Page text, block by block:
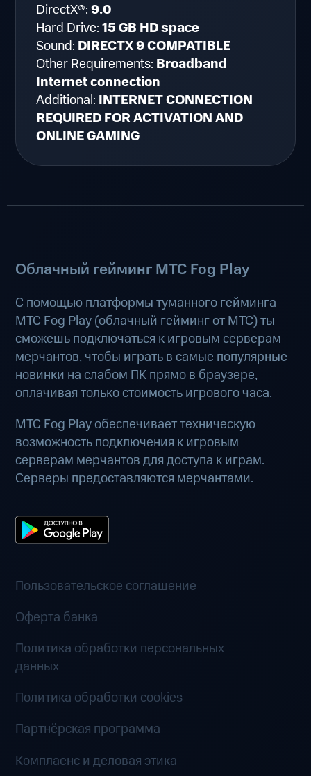
DirectX®:9.0
Hard Drive:15 GB HD space
Sound: DIRECTX 9 COMPATIBLE
Other Requirements: Broadband
Internet connection
Additional: INTERNET CONNECTION
REQUIRED FOR ACTIVATION AND
ONLINE GAMING
Облачный гейминг МТС Fog Play
С помощью платформы туманного гейминга
МТС Fog Play (облачный гейминг от МТС) ты
сможешь подключаться к игровым серверам
мерчантов, чтобы играть в самые популярные
новинки на слабом ПК прямо в браузере,
оплачивая только стоимость игрового часа.
МТС Fog Play обеспечивает техническую
возможность подключения к игровым
серверам мерчантов для доступа к играм.
Серверы предоставляются мерчантами.
Пользовательское соглашение
Оферта банка
Политика обработки персональных
данных
Политика обработки cookies
Партнёрская программа
Комплаенс и деловая этика